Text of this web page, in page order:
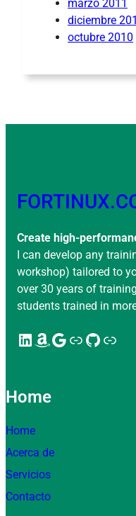
marzo 2011
diciembre
octubre 2010
Create high-
I can develop any
workshop) tailored to
over 30 years of
students trained in
LinkedIn Amazon Google Enlace GitHub Enlace
Home
Home
Acerca de
Servicios
Contacto